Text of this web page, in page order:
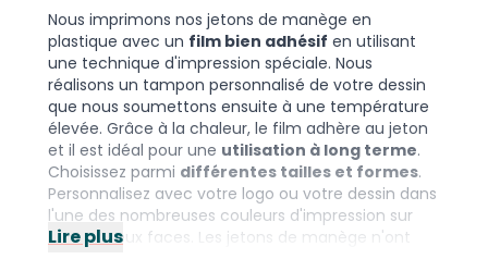
Nous imprimons nos jetons de manège en
plastique avec un film bien adhésif en utilisant
une technique d'impression spéciale. Nous
réalisons un tampon personnalisé de votre dessin
que nous soumettons ensuite à une température
élevée. Grâce à la chaleur, le film adhère au jeton
et il est idéal pour une utilisation à long terme.
Choisissez parmi différentes tailles et formes.
Personnalisez avec votre logo ou votre dessin dans
l'une des nombreuses couleurs d'impression sur
une ou deux faces. Les jetons de manège n'ont
Lire plus